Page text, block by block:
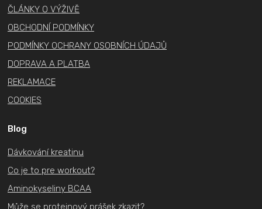
ČLÁNKY O VÝŽIVĚ
OBCHODNÍ PODMÍNKY
PODMÍNKY OCHRANY OSOBNÍCH ÚDAJŮ
DOPRAVA A PLATBA
REKLAMACE
COOKIES
Blog
Dávkování kreatinu
Co je to pre workout?
Aminokyseliny BCAA
Může se proteinový prášek zkazit?